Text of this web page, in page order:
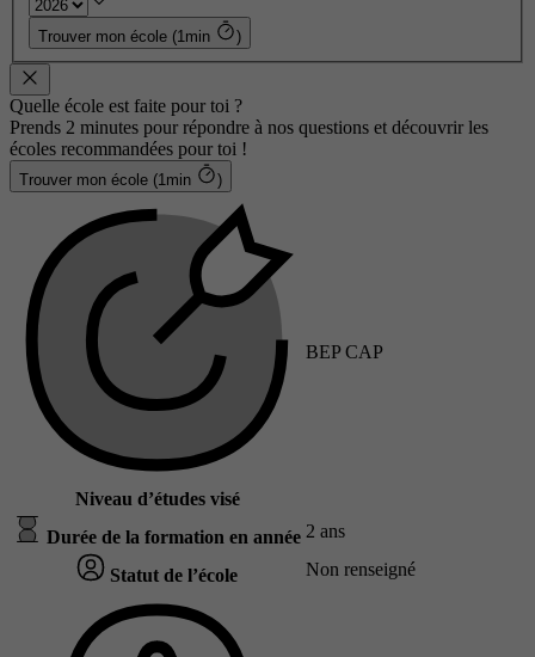
Trouver mon école (1min )
Quelle école est faite pour toi ?
Prends 2 minutes pour répondre à nos questions et découvrir les
écoles recommandées pour toi !
Trouver mon école (1min )
Niveau d’études visé
BEP CAP
Durée de la formation en année 2 ans
Statut de l’école Non renseigné